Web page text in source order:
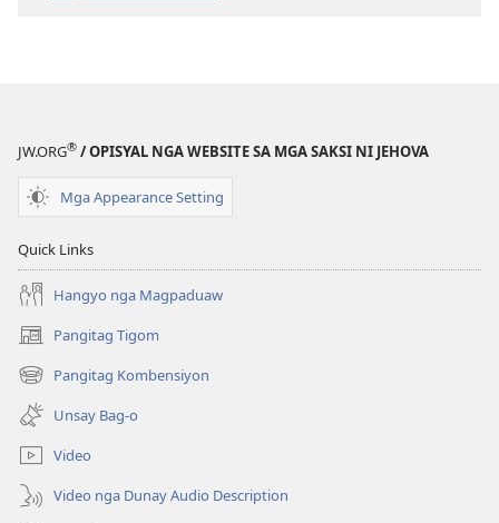
JW.ORG® / OPISYAL NGA WEBSITE SA MGA SAKSI NI JEHOVA
Mga Appearance Setting
Quick Links
Hangyo nga Magpaduaw
Pangitag Tigom
(mo-
open
ug
bag-
ong
window)
Pangitag Kombensiyon
(mo-
open
ug
bag-
ong
window)
Unsay Bag-o
Video
Video nga Dunay Audio Description